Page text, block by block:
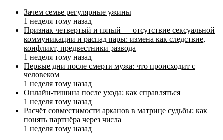
Зачем семье регулярные ужины
1 неделя тому назад
Признак четвертый и пятый — отсутствие сексуальной
коммуникации и распад пары: измена как следствие,
конфликт, предвестники развода
1 неделя тому назад
Первые дни после смерти мужа: что происходит с
человеком
1 неделя тому назад
Онлайн-тишина после ухода: как справляться
1 неделя тому назад
Расчёт совместимости арканов в матрице судьбы: как
понять партнёра через числа
1 неделя тому назад